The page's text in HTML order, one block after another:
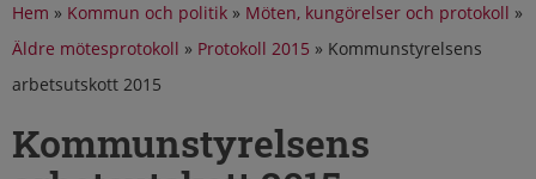
Hem » Kommun och politik » Möten, kungörelser och protokoll »
Äldre mötesprotokoll » Protokoll 2015 » Kommunstyrelsens
arbetsutskott 2015
Kommunstyrelsens